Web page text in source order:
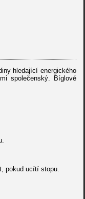
hledající energického
společenský. Bíglové
pokud ucítí stopu.